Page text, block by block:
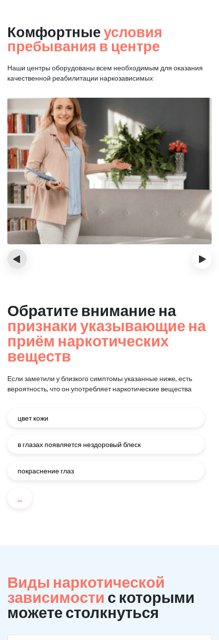
Комфортные условия
пребывания в центре
Наши центры оборудованы всем необходимым для оказания
качественной реабилитации наркозависимых
‹ ›
Обратите внимание на
признаки указывающие на
приём наркотических
веществ
Если заметили у близкого симптомы указанные ниже, есть
вероятность, что он употребляет наркотические вещества
цвет кожи
в глазах появляется нездоровый блеск
покраснение глаз
...
Виды наркотической
зависимости с которыми
можете столкнуться